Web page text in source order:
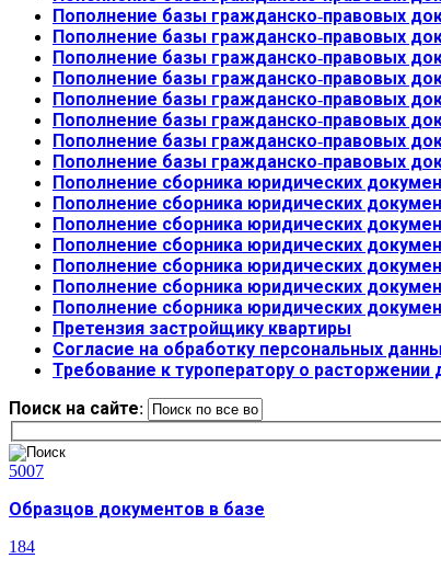
Пополнение базы гражданско-правовых
Пополнение базы гражданско-правовых
Пополнение базы гражданско-правовых
Пополнение базы гражданско-правовых
Пополнение базы гражданско-правовых
Пополнение базы гражданско-правовых
Пополнение базы гражданско-правовых
Пополнение базы гражданско-правовых
Пополнение сборника юридических
Пополнение сборника юридических
Пополнение сборника юридических
Пополнение сборника юридических
Пополнение сборника юридических
Пополнение сборника юридических
Пополнение сборника юридических
Претензия застройщику квартиры
Согласие на обработку персональных
Требование к туроператору о расторжении
Поиск на сайте:
5007
Образцов документов в базе
184